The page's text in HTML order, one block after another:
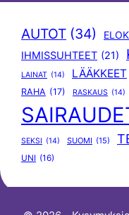
AUTOT (34)
IHMISSUHTEET (21)
LAINAT (14) LÄÄKKEET
RAHA (17) RASKAUS (14)
SEKSI (14) SUOMI (15)
UNI (16)